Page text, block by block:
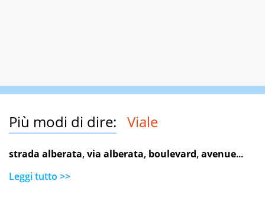
Più modi di dire: Viale
strada alberata,via alberata, boulevard,avenue...
Leggi tutto >>